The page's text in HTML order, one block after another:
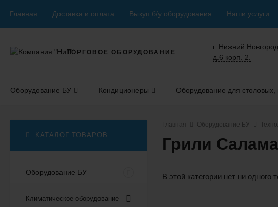
Главная Доставка и оплата Выкуп б/у оборудования Наши услуги
ТОРГОВОЕ ОБОРУДОВАНИЕ
г. Нижний
д.6 корп. 2.
Оборудование БУ Кондиционеры Оборудование для
Главная Оборудование БУ
Грили
В этой категории нет ни одного
КАТАЛОГ ТОВАРОВ
Оборудование БУ
Климатическое оборудование